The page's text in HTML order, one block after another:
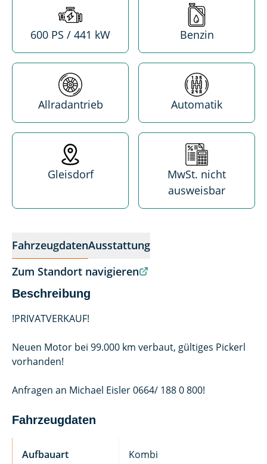
FahrzeugdatenAusstattung
Zum Standort navigieren
Beschreibung
!PRIVATVERKAUF!
Neuen Motor bei 99.000 km verbaut, gültiges Pickerl
vorhanden!
Anfragen an Michael Eisler 0664/ 188 0 800!
Fahrzeugdaten
Aufbauart Kombi
Leistung
600 PS / 441 kW
Treibstoff
Benzin
Antrieb
Allradantrieb
Getriebe
Automatik
Standort
Gleisdorf
MwSt.
MwSt. nicht
ausweisbar